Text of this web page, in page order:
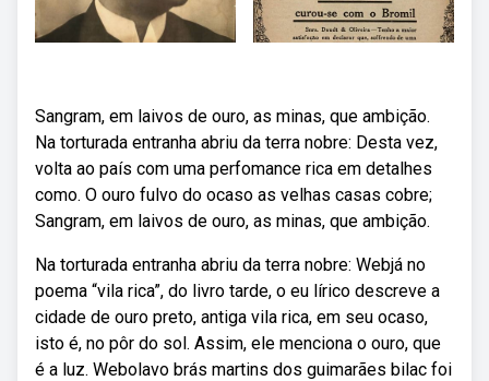
Sangram, em laivos de ouro, as minas, que ambição.
Na torturada entranha abriu da terra nobre: Desta vez,
volta ao país com uma perfomance rica em detalhes
como. O ouro fulvo do ocaso as velhas casas cobre;
Sangram, em laivos de ouro, as minas, que ambição.
Na torturada entranha abriu da terra nobre: Webjá no
poema “vila rica”, do livro tarde, o eu lírico descreve a
cidade de ouro preto, antiga vila rica, em seu ocaso,
isto é, no pôr do sol. Assim, ele menciona o ouro, que
é a luz. Webolavo brás martins dos guimarães bilac foi